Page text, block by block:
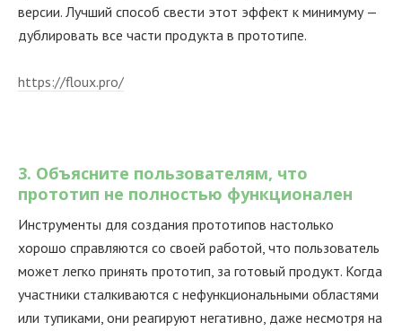
версии. Лучший способ свести этот эффект к минимуму —
дублировать все части продукта в прототипе.
https://floux.pro/
3. Объясните пользователям, что
прототип не полностью функционален
Инструменты для создания прототипов настолько
хорошо справляются со своей работой, что пользователь
может легко принять прототип, за готовый продукт. Когда
участники сталкиваются с нефункциональными областями
или тупиками, они реагируют негативно, даже несмотря на